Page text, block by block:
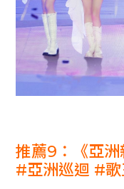
推薦9：《亞
#亞洲巡迴 #歌